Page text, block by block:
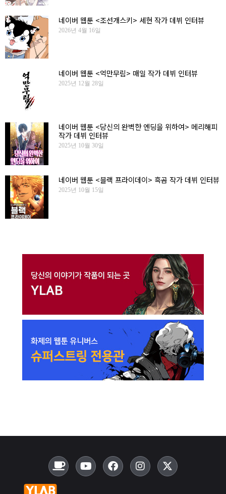
네이버 웹툰 <조선개스키> 세현 작가 데뷔 인터뷰
2026년 4월 16일
네이버 웹툰 <억만무림> 매일 작가 데뷔 인터뷰
2025년 12월 28일
네이버 웹툰 <당신의 완벽한 엔딩을 위하여> 메리해피
작가 데뷔 인터뷰
2025년 10월 30일
네이버 웹툰 <블랙 프라이데이> 흑곰 작가 데뷔 인터뷰
2025년 10월 15일